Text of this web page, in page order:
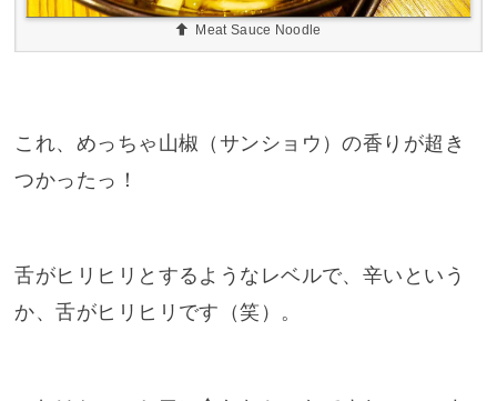
Meat Sauce Noodle
これ、めっちゃ山椒（サンショウ）の香りが超き
つかったっ！
舌がヒリヒリとするようなレベルで、辛いという
か、舌がヒリヒリです（笑）。